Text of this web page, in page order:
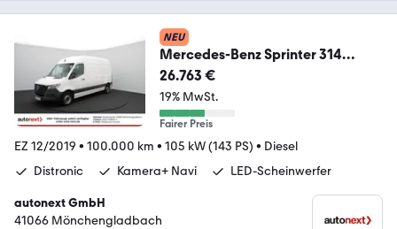
NEU
Mercedes-Benz Sprinter 314
Automatik DISTRONIC+LED+NAVI
(2747)
26.763 €
19% MwSt.
Fairer Preis
EZ 12/2019 • 100.000 km • 105 kW (143 PS) • Diesel
Distronic
Kamera+ Navi LED-Scheinwerfer
autonext GmbH
41066 Mönchengladbach